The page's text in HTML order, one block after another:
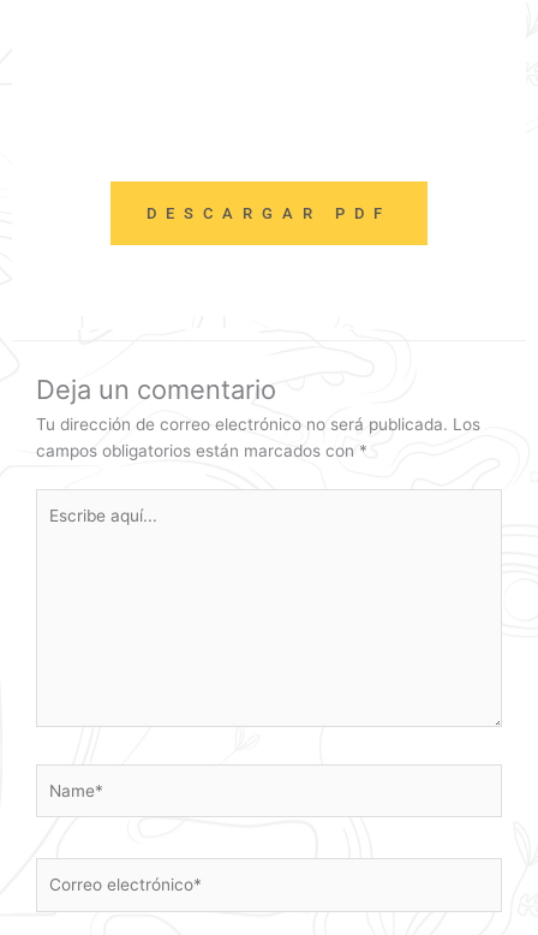
DESCARGAR PDF
Deja un comentario
Tu dirección de correo electrónico no será publicada. Los
campos obligatorios están marcados con *
aquí...
electrónico*